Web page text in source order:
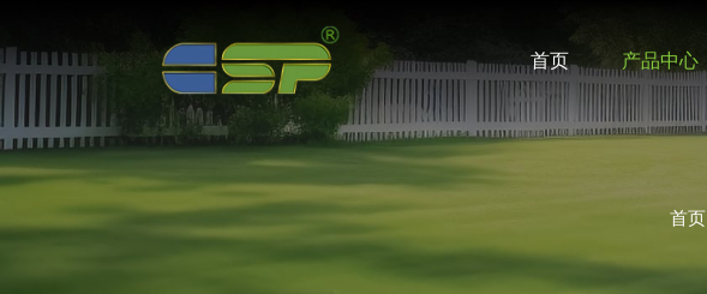
首页 产品中心
EPDM
地
垫
系
列
首页